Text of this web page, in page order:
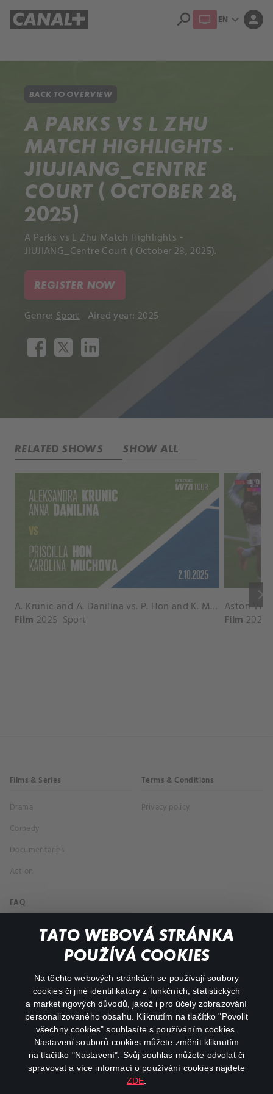
TATO WEBOVÁ STRÁNKA
POUŽÍVÁ COOKIES
Na těchto webových stránkách se používají soubory
cookies či jiné identifikátory z funkčních, statistických
a marketingových důvodů, jakož i pro účely zobrazování
personalizovaného obsahu. Kliknutím na tlačítko "Povolit
všechny cookies" souhlasíte s používáním cookies.
Nastavení souborů cookies můžete změnit kliknutím
na tlačítko "Nastavení". Svůj souhlas můžete odvolat či
spravovat a více informací o používání cookies najdete
ZDE
search EN expand_more person
BACK TO OVERVIEW
A PARKS VS L ZHU
MATCH HIGHLIGHTS -
JIUJIANG_CENTRE
COURT ( OCTOBER 28,
2025)
A Parks vs L Zhu Match Highlights -
JIUJIANG_Centre Court ( October 28, 2025).
REGISTER NOW
Genre: Sport Aired year: 2025
RELATED SHOWS SHOW ALL
keyboard_arrow_right
A. Krunic and A. Danilina vs. P. Hon and K. Muchova Match Highlights - BEIJING_Capital Group Diamond ( October 02, 2025)
Film 2025 Sport Film 2026
Films & Series
Drama
Comedy
Documentaries
Action
Terms & Conditions
Privacy policy
FAQ
My profile
facebookinstagram
youtube